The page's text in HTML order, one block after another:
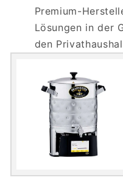
Premium-
Lösungen in der
den